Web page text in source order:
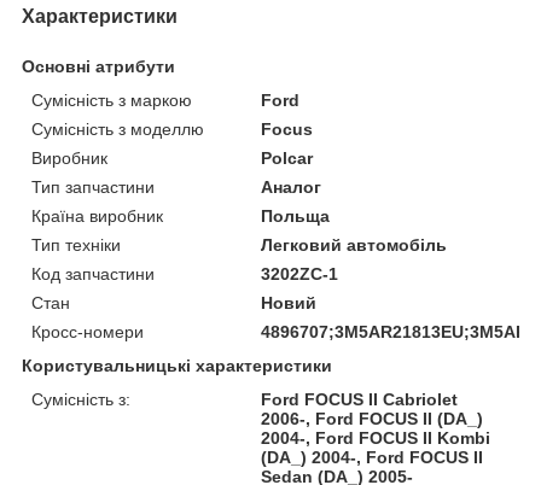
Характеристики
Основні атрибути
Сумісність з маркою
Ford
Сумісність з моделлю
Focus
Виробник
Polcar
Тип запчастини
Аналог
Країна виробник
Польща
Тип техніки
Легковий автомобіль
Код запчастини
3202ZC-1
Стан
Новий
Кросс-номери
Користувальницькі характеристики
Сумісність з:
Ford FOCUS II Cabriolet
2006-, Ford FOCUS II (DA_)
2004-, Ford FOCUS II Kombi
(DA_) 2004-, Ford FOCUS II
Sedan (DA_) 2005-